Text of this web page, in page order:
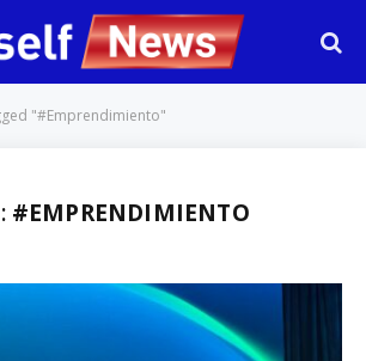
"#Emprendimiento"
#EMPRENDIMIENTO